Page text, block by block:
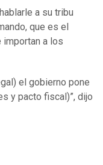
a su tribu
que es el
importan a los
el gobierno pone
y pacto fiscal)”, dijo